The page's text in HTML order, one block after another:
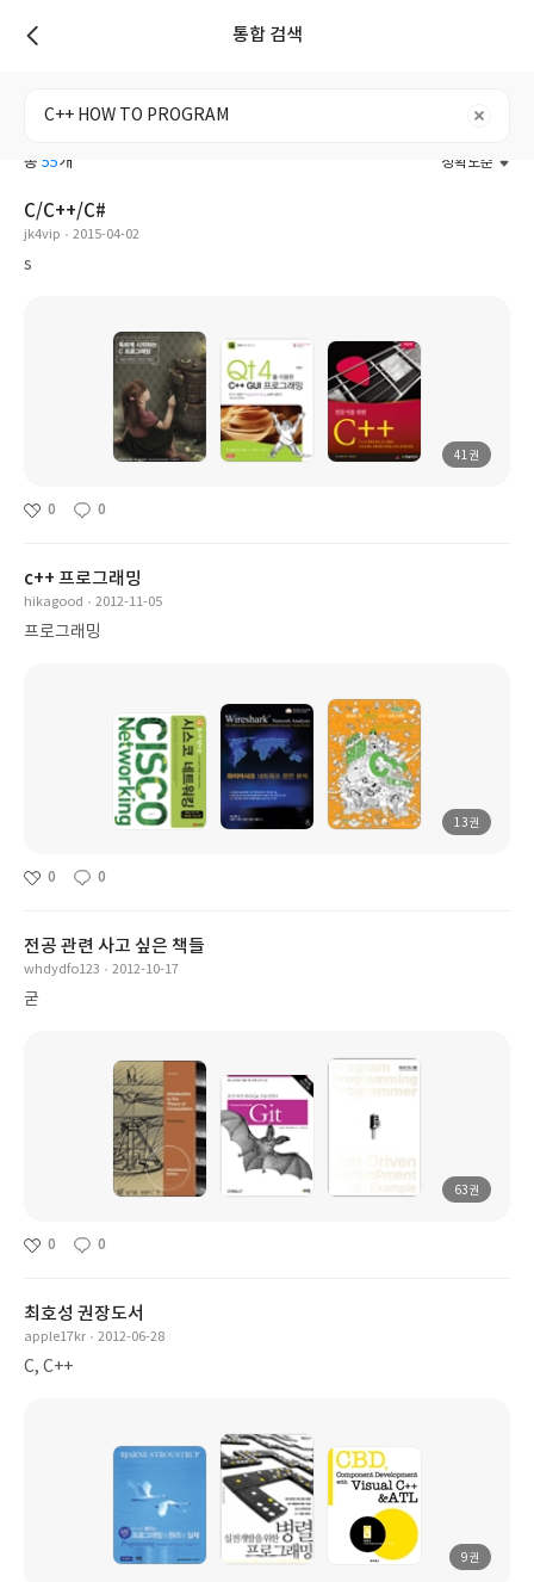
통합 검색
전체 도서 리뷰
총 55개 정확도순
C/C++/C#
jk4vip 2015-04-02
s
41권
0 0
c++ 프로그래밍
hikagood 2012-11-05
프로그래밍
13권
0 0
전공 관련 사고 싶은 책들
whdydfo123 2012-10-17
굳
63권
0 0
최호성 권장도서
apple17kr 2012-06-28
C, C++
9권